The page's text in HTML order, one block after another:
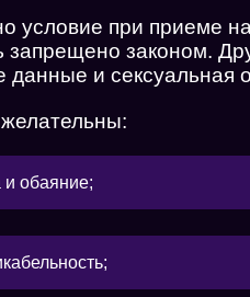
условие при приеме
запрещено законом.
и сексуальная
и обаяние;